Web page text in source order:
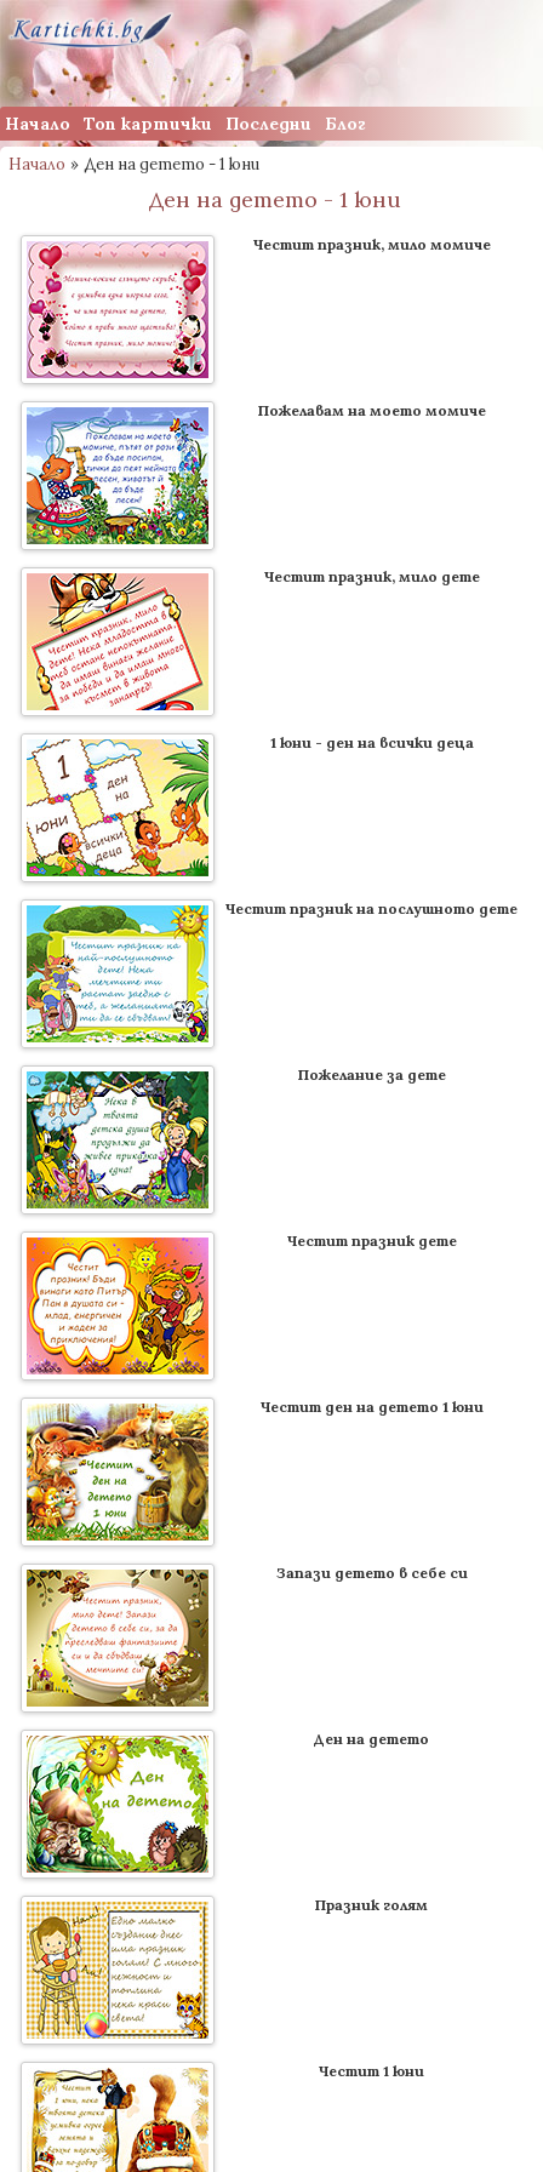
Начало Топ картички Последни Блог
Начало » Ден на детето - 1 юни
Ден на детето - 1 юни
Честит празник, мило момиче
Пожелавам на моето момиче
Честит празник, мило дете
1 юни - ден на всички деца
Честит празник на послушното дете
Пожелание за дете
Честит празник дете
Честит ден на детето 1 юни
Запази детето в себе си
Ден на детето
Празник голям
Честит 1 юни